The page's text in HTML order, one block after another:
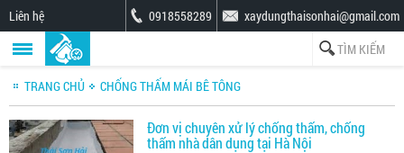
Liên hệ xaydungthaisonhai@gmail.com
0918558289
TRANG CHỦ CHỐNG THẤM MÁI BÊ TÔNG
Đơn vị chuyên xử lý chống thấm, chống
thấm nhà dân dụng tại Hà Nội